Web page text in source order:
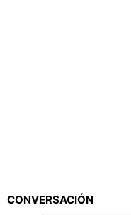
CONVERSACIÓN